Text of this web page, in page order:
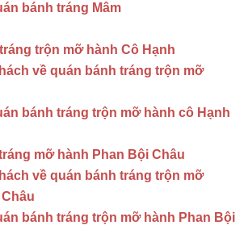
bánh tráng Mâm
trộn mỡ hành Cô Hạnh
về quán bánh tráng trộn mỡ
bánh tráng trộn mỡ hành cô Hạnh
mỡ hành Phan Bội Châu
về quán bánh tráng trộn mỡ
bánh tráng trộn mỡ hành Phan Bội